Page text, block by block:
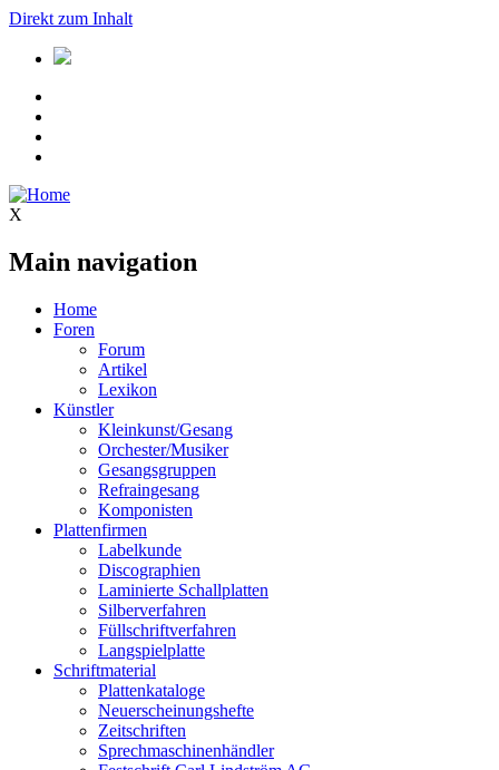
Direkt zum Inhalt
X
Main navigation
Home
Foren
Forum
Artikel
Lexikon
Künstler
Kleinkunst/Gesang
Orchester/Musiker
Gesangsgruppen
Refraingesang
Komponisten
Plattenfirmen
Labelkunde
Discographien
Laminierte Schallplatten
Silberverfahren
Füllschriftverfahren
Langspielplatte
Schriftmaterial
Plattenkataloge
Neuerscheinungshefte
Zeitschriften
Sprechmaschinenhändler